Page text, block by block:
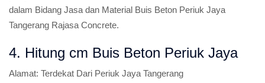
dalam Bidang Jasa dan Material Buis Beton Periuk Jaya
Tangerang Rajasa Concrete.
4. Hitung cm Buis Beton Periuk Jaya
Alamat: Terdekat Dari Periuk Jaya Tangerang